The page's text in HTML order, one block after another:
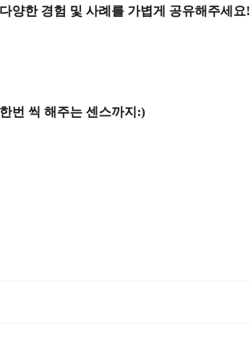
양한 경험 및 사례를 가볍게 공유해주세요!
번 씩 해주는 센스까지:)